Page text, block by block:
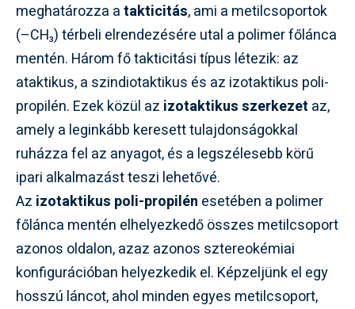
meghatározza atakticitás, ami a metilcsoportok
(–CH₃) térbeli elrendezésére utal a polimer főlánca
mentén. Három fő takticitási típus létezik: az
ataktikus, a szindiotaktikus és az izotaktikus poli-
propilén. Ezek közül az izotaktikus szerkezet az,
amely a leginkább keresett tulajdonságokkal
ruházza fel az anyagot, és a legszélesebb körű
ipari alkalmazást teszi lehetővé.
Az izotaktikus poli-propilén esetében a polimer
főlánca mentén elhelyezkedő összes metilcsoport
azonos oldalon, azaz azonos sztereokémiai
konfigurációban helyezkedik el. Képzeljünk el egy
hosszú láncot, ahol minden egyes metilcsoport,